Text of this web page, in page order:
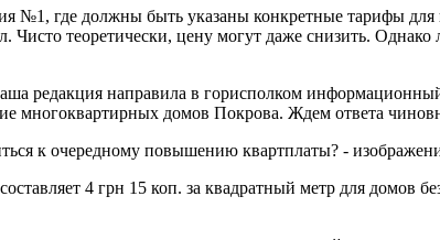
где должны быть указаны конкретные тарифы для
Чисто теоретически, цену могут даже снизить.
редакция направила в горисполком
многоквартирных домов Покрова. Ждем ответа
4 грн 15 коп. за квадратный метр для домов